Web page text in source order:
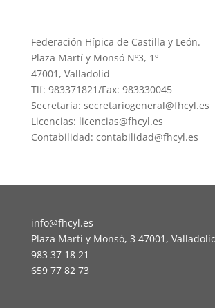
Federación Hípica de Castilla y León.
Plaza Martí y Monsó Nº3, 1º
47001, Valladolid
Tlf: 983371821/Fax: 983330045
Secretaria: secretariogeneral@fhcyl.es
Licencias: licencias@fhcyl.es
Contabilidad: contabilidad@fhcyl.es
info@fhcyl.es
Plaza Martí y Monsó, 3 47001,
983 37 18 21
659 77 82 73